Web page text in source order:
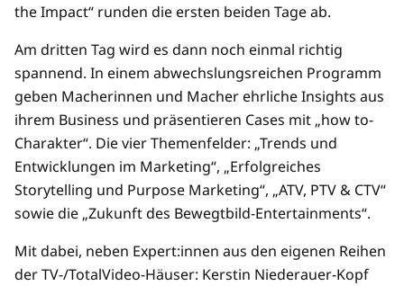
the Impact“ runden die ersten beiden Tage ab.
Am dritten Tag wird es dann noch einmal richtig
spannend. In einem abwechslungsreichen Programm
geben Macherinnen und Macher ehrliche Insights aus
ihrem Business und präsentieren Cases mit „how to-
Charakter“. Die vier Themenfelder: „Trends und
Entwicklungen im Marketing“, „Erfolgreiches
Storytelling und Purpose Marketing“, „ATV, PTV & CTV“
sowie die „Zukunft des Bewegtbild-Entertainments“.
Mit dabei, neben Expert:innen aus den eigenen Reihen
der TV-/TotalVideo-Häuser: Kerstin Niederauer-Kopf